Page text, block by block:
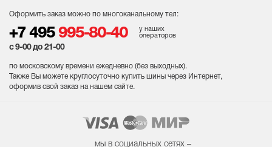
Оформить заказ можно по многоканальному тел:
+7 495 995-80-40
у наших
операторов
с 9-00 до 21-00
по московскому времени ежедневно (без выходных).
Также Вы можете круглосуточно купить шины через Интернет,
оформив свой заказ на нашем сайте.
мы в социальных сетях –